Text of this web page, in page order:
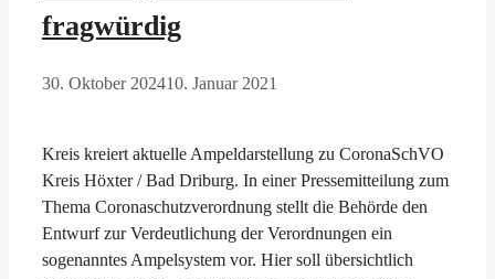
fragwürdig
30. Oktober 202410. Januar 2021
Kreis kreiert aktuelle Ampeldarstellung zu CoronaSchVO
Kreis Höxter / Bad Driburg. In einer Pressemitteilung zum
Thema Coronaschutzverordnung stellt die Behörde den
Entwurf zur Verdeutlichung der Verordnungen ein
sogenanntes Ampelsystem vor. Hier soll übersichtlich